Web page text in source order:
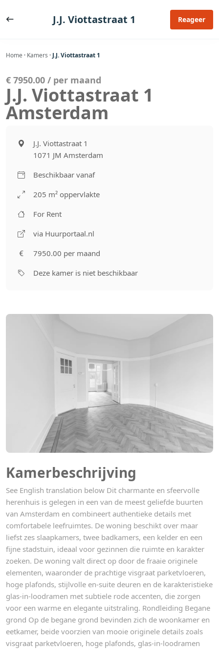
naar
J.J. Viottastraat 1 Reageer
Home · Kamers · J.J. Viottastraat 1
Kamerbeschrijving
See English translation below Dit charmante en sfeervolle
herenhuis is gelegen in een van de meest geliefde buurten
van Amsterdam en combineert authentieke details met
comfortabele leefruimtes. De woning beschikt over maar
liefst zes slaapkamers, twee badkamers, een kelder en een
fijne stadstuin, ideaal voor gezinnen die ruimte en karakter
zoeken. De woning valt direct op door de fraaie originele
elementen, waaronder de prachtige visgraat parketvloeren,
hoge plafonds, stijlvolle en-suite deuren en de karakteristieke
glas-in-loodramen met subtiele rode accenten, die zorgen
voor een warme en elegante uitstraling. Rondleiding Begane
grond Op de begane grond bevinden zich de woonkamer en
eetkamer, beide voorzien van mooie originele details zoals
visgraat parketvloeren, hoge plafonds, glas-in-loodramen
€ 7950.00 / per maand
J.J. Viottastraat 1
Amsterdam
J.J. Viottastraat 1
1071 JM Amsterdam
Beschikbaar vanaf
205 m² oppervlakte
For Rent
via Huurportaal.nl
7950.00 per maand
Deze kamer is niet beschikbaar